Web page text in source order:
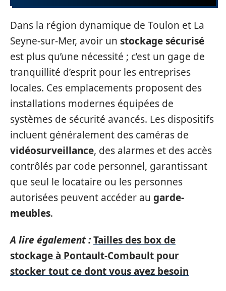
Dans la région dynamique de Toulon et La
Seyne-sur-Mer, avoir un stockage sécurisé
est plus qu’une nécessité ; c’est un gage de
tranquillité d’esprit pour les entreprises
locales. Ces emplacements proposent des
installations modernes équipées de
systèmes de sécurité avancés. Les dispositifs
incluent généralement des caméras de
vidéosurveillance, des alarmes et des accès
contrôlés par code personnel, garantissant
que seul le locataire ou les personnes
autorisées peuvent accéder au garde-
meubles.
A lire également :Tailles des box de
stockage à Pontault-Combault pour
stocker tout ce dont vous avez besoin